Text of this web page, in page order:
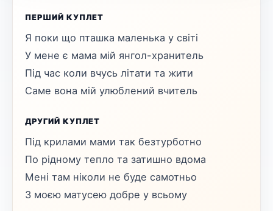
ПЕРШИЙ КУПЛЕТ
Я поки що пташка маленька у світі
У мене є мама мій янгол-хранитель
Під час коли вчусь літати та жити
Саме вона мій улюблений вчитель
ДРУГИЙ КУПЛЕТ
Під крилами мами так безтурботно
По рідному тепло та затишно вдома
Мені там ніколи не буде самотньо
З моєю матусею добре у всьому